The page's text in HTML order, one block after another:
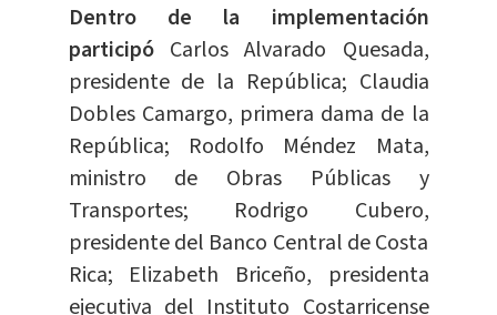
Dentro de la implementación
participó Carlos Alvarado Quesada,
presidente de la República; Claudia
Dobles Camargo, primera dama de la
República; Rodolfo Méndez Mata,
ministro de Obras Públicas y
Transportes; Rodrigo Cubero,
presidente del Banco Central de Costa
Rica; Elizabeth Briceño, presidenta
ejecutiva del Instituto Costarricense